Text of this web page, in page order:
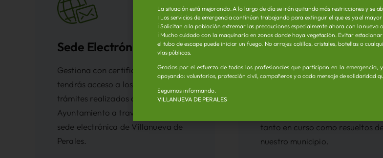
Sede Electrónica
Gestiona con certificado o Pin24h,
tendrás acceso a los distintos
trámites realizados con el
Ayuntamiento a través de la nueva
sede electrónica de Villanueva de
Perales.
Perfil del Contratante
Desde esta área de la sede
tanto en curso como resueltos de
nuestro municipio.
La situación está mejorando. A lo largo de día se irán quitando más restricciones y se
ℹ️ Los servicios de emergencia continúan trabajando para extinguir el que es ya el
ℹ️ Solicitan a la población extremar las precauciones especialmente ahora con la nueva
ℹ️ Mucho cuidado con la maquinaria en zonas donde haya vegetación. Evitar
el tubo de escape puede iniciar un fuego. No arrojes colillas, cristales, botellas o
vías públicas.
Gracias por el esfuerzo de todos los profesionales que participan en la emergencia,
apoyando: voluntarios, protección civil, compañeros y a cada mensaje de solidaridad
Seguimos informando.
VILLANUEVA DE PERALES